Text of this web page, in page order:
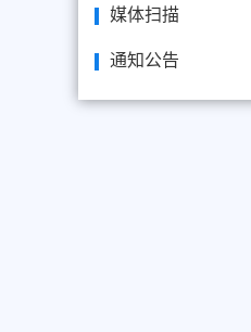
媒体扫描
通知公告